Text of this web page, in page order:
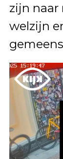
zijn naar
welzijn